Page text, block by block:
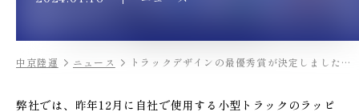
中京陸運 ニュース トラックデザインの最優秀賞が決定しました！
弊社では、昨年12月に自社で使用する小型トラックのラッピ